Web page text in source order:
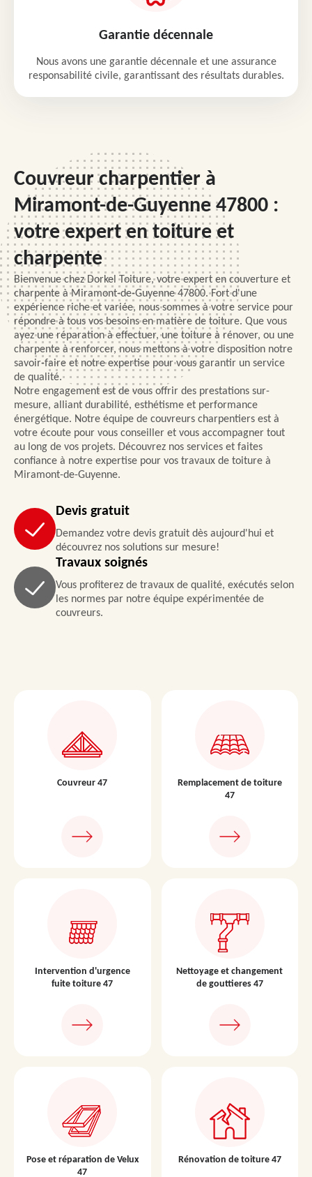
Garantie décennale
Nous avons une garantie décennale et une assurance
responsabilité civile, garantissant des résultats durables.
Couvreur charpentier à
Miramont-de-Guyenne 47800 :
votre expert en toiture et
charpente
Bienvenue chez Dorkel Toiture, votre expert en couverture et
charpente à Miramont-de-Guyenne 47800. Fort d'une
expérience riche et variée, nous sommes à votre service pour
répondre à tous vos besoins en matière de toiture. Que vous
ayez une réparation à effectuer, une toiture à rénover, ou une
charpente à renforcer, nous mettons à votre disposition notre
savoir-faire et notre expertise pour vous garantir un service
de qualité.
Notre engagement est de vous offrir des prestations sur-
mesure, alliant durabilité, esthétisme et performance
énergétique. Notre équipe de couvreurs charpentiers est à
votre écoute pour vous conseiller et vous accompagner tout
au long de vos projets. Découvrez nos services et faites
confiance à notre expertise pour vos travaux de toiture à
Miramont-de-Guyenne.
Devis gratuit
Demandez votre devis gratuit dès aujourd'hui et
découvrez nos solutions sur mesure!
Travaux soignés
Vous profiterez de travaux de qualité, exécutés selon
les normes par notre équipe expérimentée de
couvreurs.
Couvreur 47
Remplacement de toiture
47
Intervention d'urgence
fuite toiture 47
Nettoyage et changement
de gouttieres 47
Pose et réparation de Velux
47
Rénovation de toiture 47